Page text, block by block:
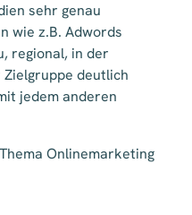
sehr genau
wie z.B. Adwords
regional, in der
deutlich
jedem anderen
Onlinemarketing